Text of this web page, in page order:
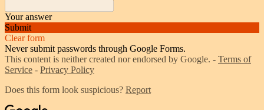
Your answer
Submit
Clear form
Never submit passwords through Google Forms.
This content is neither created nor endorsed by Google. - Terms of
Service - Privacy Policy
Does this form look suspicious? Report